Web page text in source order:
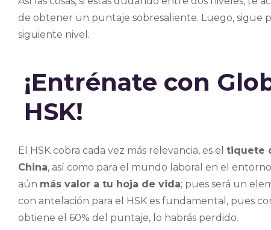
de obtener un puntaje sobresaliente. Luego, sigue
siguiente nivel.
¡Entrénate con
HSK!
El HSK cobra cada vez más relevancia, es el tiquete
China, así como para el mundo laboral en el
aún más valor a tu hoja de vida; pues será un
con antelación para el HSK es fundamental, pues
obtiene el 60% del puntaje, lo habrás perdido.